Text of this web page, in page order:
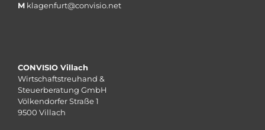
M klagenfurt@convisio.net
CONVISIO Villach
Wirtschaftstreuhand &
Steuerberatung GmbH
Völkendorfer Straße 1
9500 Villach